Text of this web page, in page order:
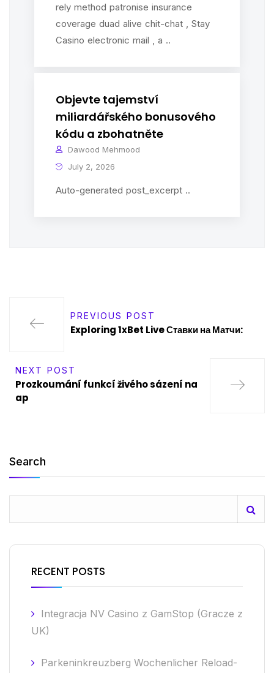
rely method patronise insurance
coverage duad alive chit-chat , Stay
Casino electronic mail , a ..
Objevte tajemství
miliardářského bonusového
kódu a zbohatněte
Dawood Mehmood
July 2, 2026
Auto-generated post_excerpt ..
PREVIOUS POST
Exploring 1xBet Live Ставки на Матчи:
NEXT POST
Prozkoumání funkcí živého sázení na
ap
Search
RECENT POSTS
Integracja NV Casino z GamStop (Gracze z
UK)
Parkeninkreuzberg Wochenlicher Reload-